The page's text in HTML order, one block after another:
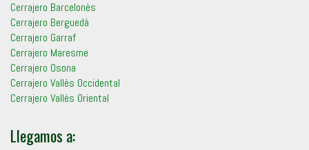
Cerrajero Barcelonès
Cerrajero Berguedà
Cerrajero Garraf
Cerrajero Maresme
Cerrajero Osona
Cerrajero Vallès Occidental
Cerrajero Vallès Oriental
Llegamos a: